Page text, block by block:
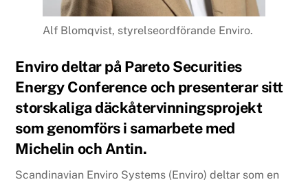
Alf Blomqvist, styrelseordförande Enviro.
Enviro deltar på Pareto Securities
Energy Conference och presenterar sitt
storskaliga däckåtervinningsprojekt
som genomförs i samarbete med
Michelin och Antin.
Scandinavian Enviro Systems (Enviro) deltar som en